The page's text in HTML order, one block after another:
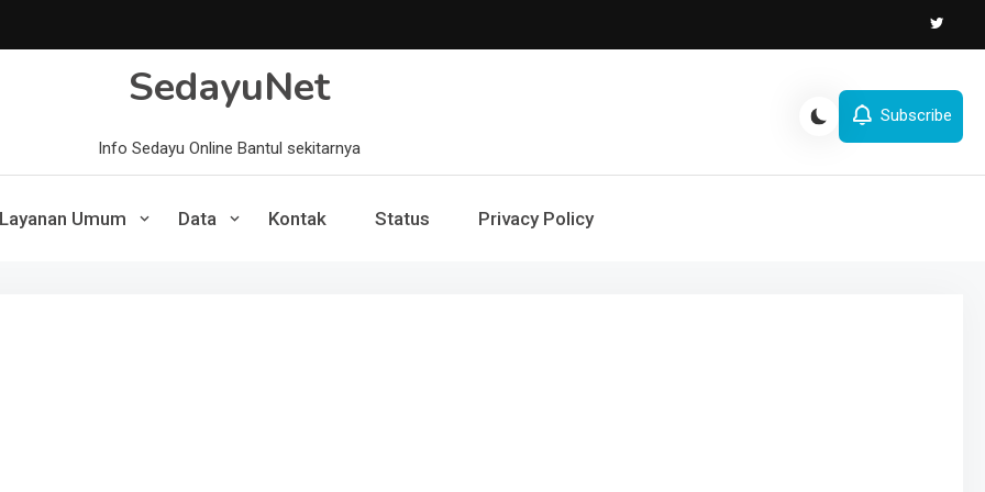
SedayuNet
Info Sedayu Online Bantul sekitarnya
Subscribe
Layanan Umum Data Kontak Status Privacy Policy